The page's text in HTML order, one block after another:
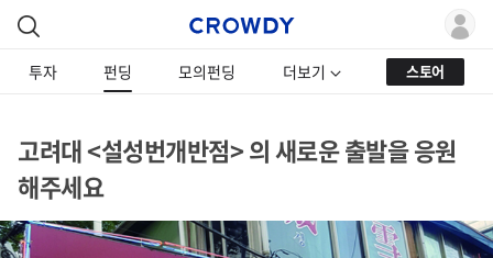
투자 펀딩 모의펀딩 더보기 스토어
고려대 <설성번개반점> 의 새로운 출발을 응원
해주세요